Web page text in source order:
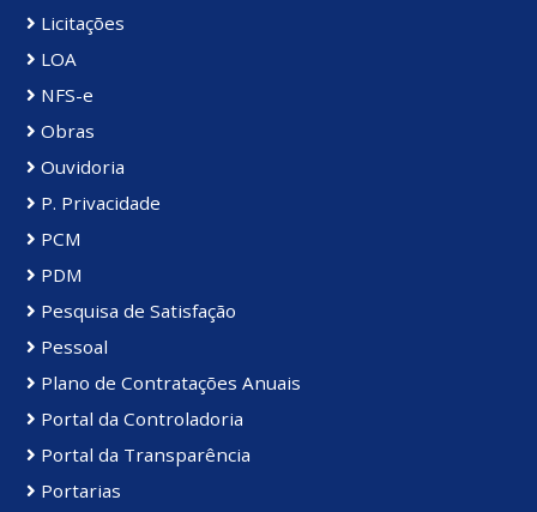
Licitações
LOA
NFS-e
Obras
Ouvidoria
P. Privacidade
PCM
PDM
Pesquisa de Satisfação
Pessoal
Plano de Contratações Anuais
Portal da Controladoria
Portal da Transparência
Portarias